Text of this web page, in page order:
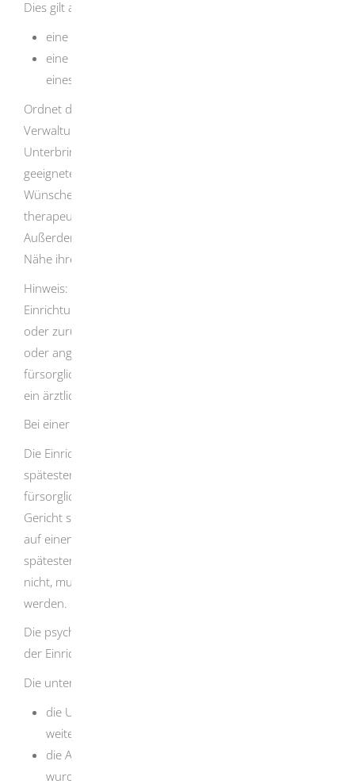
Dies gilt auch für
eine vorläufige Unterbringung,
eine Unterbringung zur Beobachtung und Erstellung
eines Gutachtens.
Ordnet das Gericht die Unterbringung an, ist die untere
Verwaltungsbehörde für die Ausführung der
Unterbringung zuständig.
geeignete Einrichtung aus. Bei der Auswahl soll sie die
Wünsche der psychisch kranken Person sowie
therapeutische Gesichtspunkte berücksichtigen.
Außerdem versucht die Behörde, sie möglichst in der
Nähe ihres Wohnortes unterzubringen.
Hinweis:
Einrichtung nach dem PsychKHG eine Person aufnehmen
oder zurückhalten, bevor die Unterbringung beantragt
oder angeordnet wurde. Die Gründe für diese
fürsorgliche Aufnahme und Zurückhaltung müssen durch
ein ärztliches Zeugnis belegt sein.
Bei einer fürsorglichen Aufnahme und Zurückhaltung:
Die Einrichtung muss den Unterbringungsantrag
spätestens bis zum Ablauf des zweiten Tages nach der
fürsorglichen Aufnahme oder Zurückhaltung an das
Gericht senden. Fällt die Aufnahme oder Zurückhaltung
auf einen Freitag, muss der Unterbringungsantrag bist
spätestens Montag, zwölf Uhr, gestellt sein. Sendet sie ihn
nicht, muss der Patient oder die Patientin entlassen
werden.
Die psychisch kranke Person kann jedoch auch freiwillig in
der Einrichtung bleiben.
Die untergebrachte Person ist zu entlassen, wenn
die Unterbringungsfrist abgelaufen ist und keine
weitere Unterbringung angeordnet wurde,
die Anordnung der Unterbringung aufgehoben
wurde,